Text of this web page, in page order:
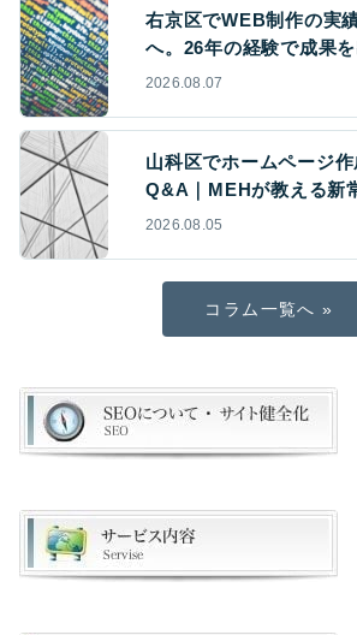
右京区でWEB制作の実
へ。26年の経験で成果
2026.08.07
山科区でホームページ
Q&A｜MEHが教える新
2026.08.05
コラム一覧へ »